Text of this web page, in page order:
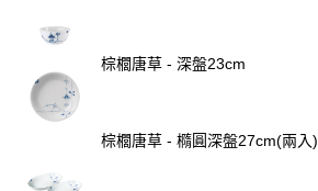
棕櫚唐草 - 深盤23cm
棕櫚唐草 - 橢圓深盤27cm(兩入)